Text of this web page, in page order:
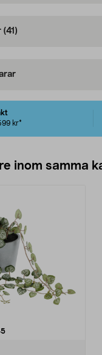
(41)
kr*
inom samma
recensioner
av 5 stjärnor